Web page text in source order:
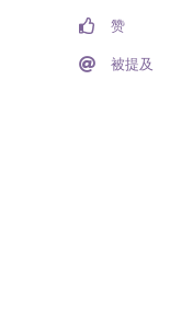
赞
被提及